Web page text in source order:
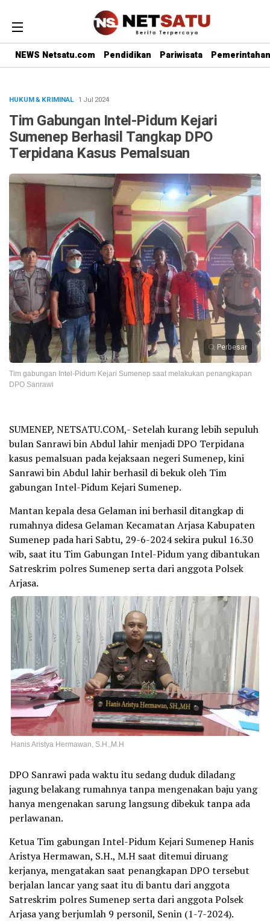
NEWS Netsatu.com Pendidikan Pariwisata Pemerintahan
HUKUM & KRIMINAL· 1 Jul 2024
Tim Gabungan Intel-Pidum Kejari
Sumenep Berhasil Tangkap DPO
Terpidana Kasus Pemalsuan
Perbesar
Tim gabungan Intel-Pidum Kejari Sumenep saat melakukan penangkapan
DPO Sanrawi
SUMENEP, NETSATU.COM,- Setelah kurang lebih sepuluh
bulan Sanrawi bin Abdul lahir menjadi DPO Terpidana
kasus pemalsuan pada kejaksaan negeri Sumenep, kini
Sanrawi bin Abdul lahir berhasil di bekuk oleh Tim
gabungan Intel-Pidum Kejari Sumenep.
Mantan kepala desa Gelaman ini berhasil ditangkap di
rumahnya didesa Gelaman Kecamatan Arjasa Kabupaten
Sumenep pada hari Sabtu, 29-6-2024 sekira pukul 16.30
wib, saat itu Tim Gabungan Intel-Pidum yang dibantukan
Satreskrim polres Sumenep serta dari anggota Polsek
Arjasa.
Hanis Aristya Hermawan, S.H.,M.H
DPO Sanrawi pada waktu itu sedang duduk diladang
jagung belakang rumahnya tanpa mengenakan baju yang
hanya mengenakan sarung langsung dibekuk tanpa ada
perlawanan.
Ketua Tim gabungan Intel-Pidum Kejari Sumenep Hanis
Aristya Hermawan, S.H., M.H saat ditemui diruang
kerjanya, mengatakan saat penangkapan DPO tersebut
berjalan lancar yang saat itu di bantu dari anggota
Satreskrim polres Sumenep serta dari anggota Polsek
Arjasa yang berjumlah 9 personil, Senin (1-7-2024).